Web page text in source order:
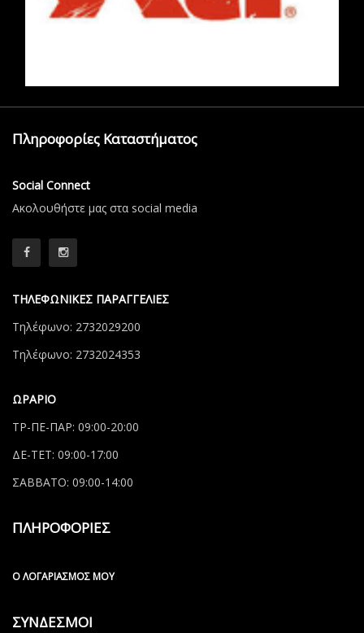
Πληροφορίες Καταστήματος
Social Connect
Aκολουθήστε μας στα social media
ΤΗΛΕΦΩΝΙΚΕΣ ΠΑΡΑΓΓΕΛΙΕΣ
Τηλέφωνο: 2732029200
Τηλέφωνο: 2732024353
ΩΡΑΡΙΟ
ΤΡ-ΠΕ-ΠΑΡ: 09:00-20:00
ΔΕ-ΤΕΤ: 09:00-17:00
ΣΑΒΒΑΤΟ: 09:00-14:00
ΠΛΗΡΟΦΟΡΙΕΣ
Ο ΛΟΓΑΡΙΑΣΜΌΣ ΜΟΥ
ΣΥΝΔΕΣΜΟΙ